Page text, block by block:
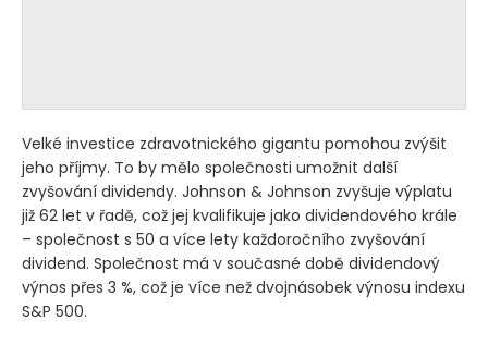
Velké investice zdravotnického gigantu pomohou zvýšit
jeho příjmy. To by mělo společnosti umožnit další
zvyšování dividendy. Johnson & Johnson zvyšuje výplatu
již 62 let v řadě, což jej kvalifikuje jako dividendového krále
– společnost s 50 a více lety každoročního zvyšování
dividend. Společnost má v současné době dividendový
výnos přes 3 %, což je více než dvojnásobek výnosu indexu
S&P 500.